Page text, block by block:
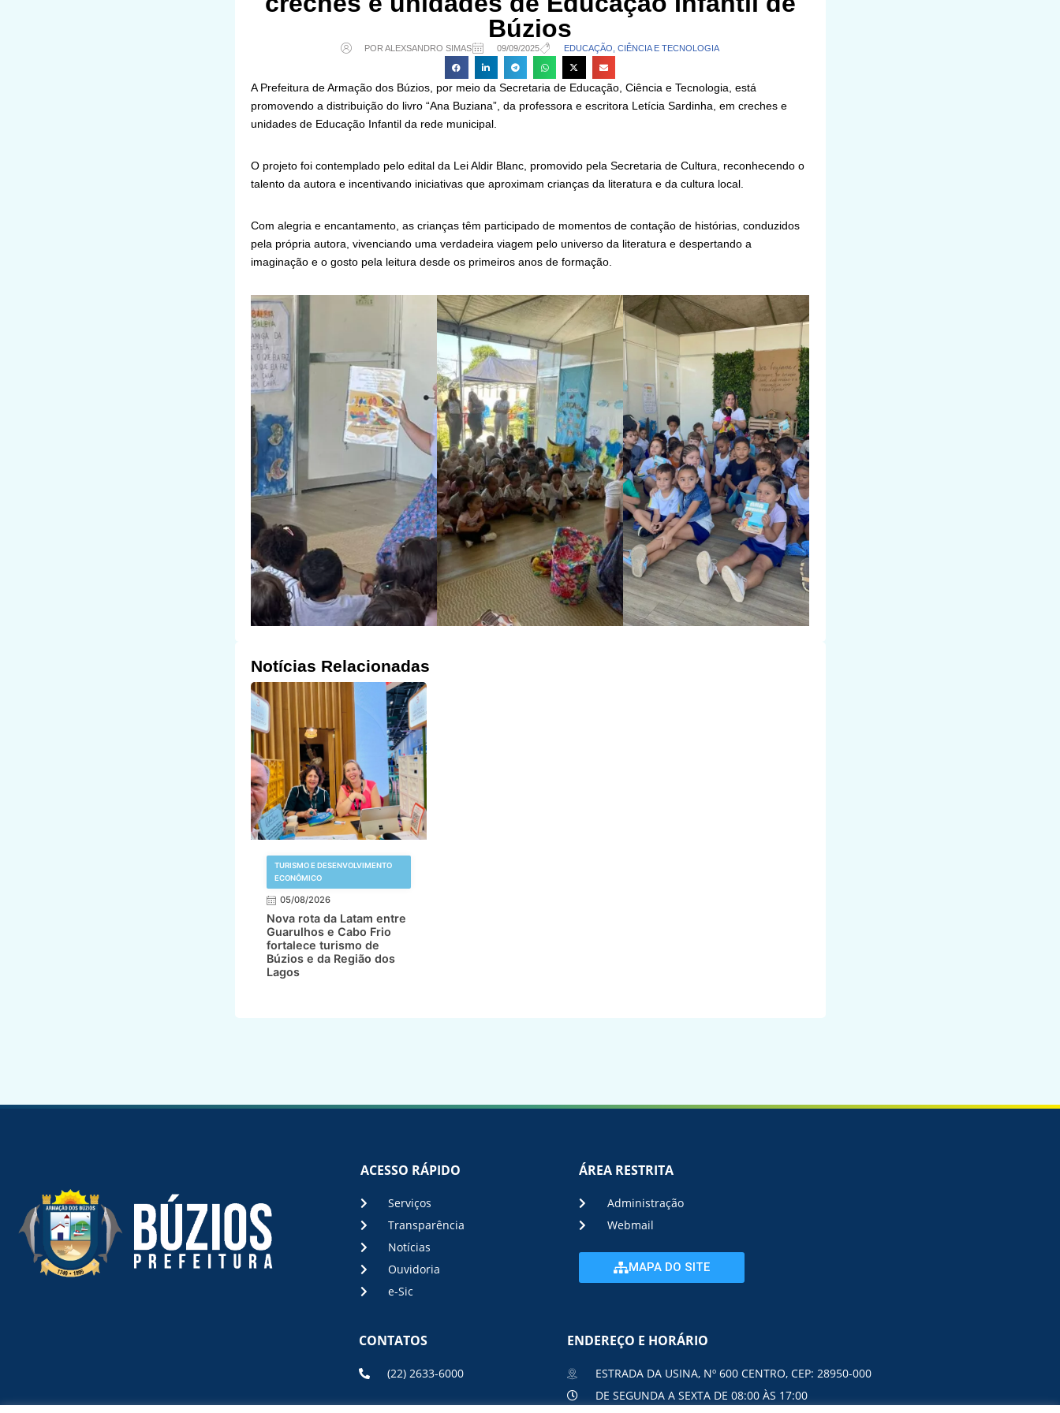
Búzios
POR ALEXSANDRO SIMAS 09/09/2025 EDUCAÇÃO, CIÊNCIA E TECNOLOGIA
A Prefeitura de Armação dos Búzios, por meio da Secretaria de Educação, Ciência e Tecnologia, está
promovendo a distribuição do livro “Ana Buziana”, da professora e escritora Letícia Sardinha, em creches e
unidades de Educação Infantil da rede municipal.
O projeto foi contemplado pelo edital da Lei Aldir Blanc, promovido pela Secretaria de Cultura, reconhecendo o
talento da autora e incentivando iniciativas que aproximam crianças da literatura e da cultura local.
Com alegria e encantamento, as crianças têm participado de momentos de contação de histórias, conduzidos
pela própria autora, vivenciando uma verdadeira viagem pelo universo da literatura e despertando a
imaginação e o gosto pela leitura desde os primeiros anos de formação.
Notícias Relacionadas
TURISMO E DESENVOLVIMENTO
ECONÔMICO
05/08/2026
Nova rota da Latam entre
Guarulhos e Cabo Frio
fortalece turismo de
Búzios e da Região dos
Lagos
ACESSO RÁPIDO
Serviços
Transparência
Notícias
Ouvidoria
e-Sic
ÁREA RESTRITA
Administração
Webmail
MAPA DO SITE
CONTATOS
(22) 2633-6000
ENDEREÇO E HORÁRIO
ESTRADA DA USINA, Nº 600 CENTRO, CEP: 28950-000
DE SEGUNDA A SEXTA DE 08:00 ÀS 17:00